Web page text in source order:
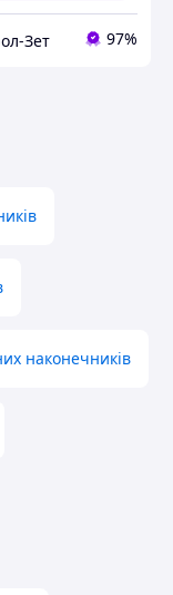
Зет 97%
наконечників